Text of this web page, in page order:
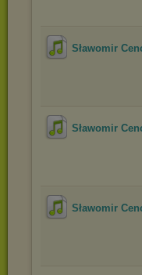
Sławomir
Sławomir
Sławomir